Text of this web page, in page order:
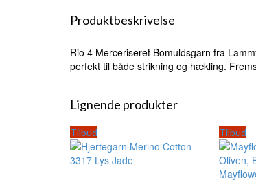
Produktbeskrivelse
Rio 4 Merceriseret Bomuldsgarn fra
perfekt til både strikning og hækling.
Lignende produkter
Tilbud Tilbud